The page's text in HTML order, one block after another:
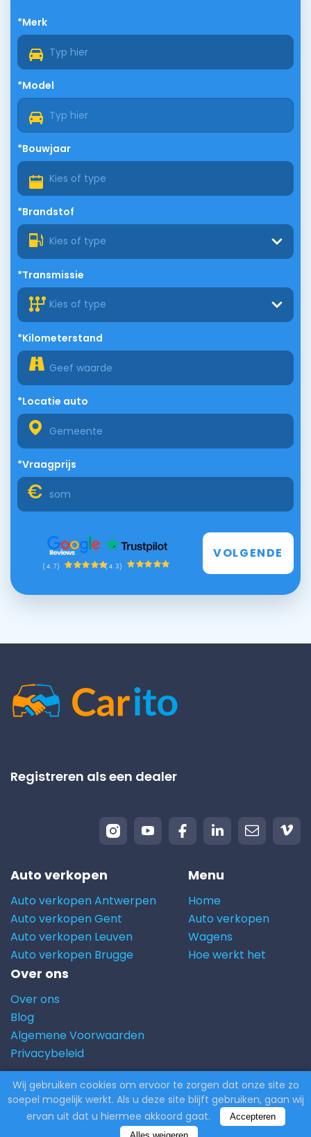
*Merk
*Model
*Bouwjaar
*Brandstof
Kies of type
*Transmissie
Kies of type
*Kilometerstand
*Locatie auto
*Vraagprijs
(4.7) (4.3)
VOLGENDE
Registreren als een dealer
Auto verkopen
Auto verkopen Antwerpen
Auto verkopen Gent
Auto verkopen Leuven
Auto verkopen Brugge
Menu
Home
Auto verkopen
Wagens
Hoe werkt het
Over ons
Over ons
Blog
Algemene Voorwaarden
Privacybeleid
© 2026 Carito.com. | Alle rechten voorbehouden |
Powered byCodiCo.io
Wij gebruiken cookies om ervoor te zorgen dat onze site zo
soepel mogelijk werkt. Als u deze site blijft gebruiken, gaan wij
ervan uit dat u hiermee akkoord gaat.
Accepteren